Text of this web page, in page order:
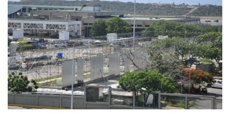
4
ÚLTIMA HORA
Gobierno y AN2015 en
nueva mesa de diálogo
INTERNACIONALES ÚLTIMA HORA
Hiroshima 81 años de la
debacle atómica. Japón
debate principios no
nucleares